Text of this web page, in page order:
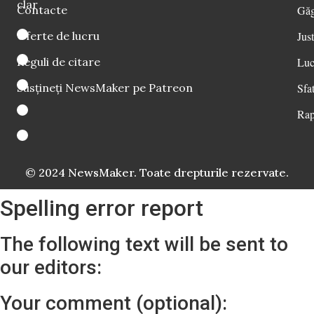
clar
Contacte
Oferte de lucru
Reguli de citare
Susțineți NewsMaker pe Patreon
© 2024 NewsMaker. Toate drepturile rezervate.
Spelling error report
The following text will be sent to
our editors:
Your comment (optional):